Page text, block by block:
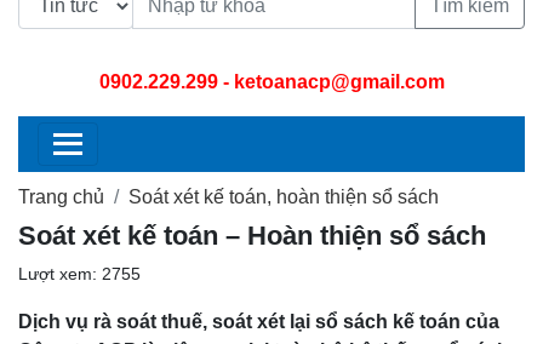
Tìm kiếm
0902.229.299- ketoanacp@gmail.com
Trang chủ Soát xét kế toán, hoàn thiện sổ sách
Soát xét kế toán – Hoàn thiện sổ sách
Lượt xem: 2755
Dịch vụ rà soát thuế, soát xét lại sổ sách kế toán của